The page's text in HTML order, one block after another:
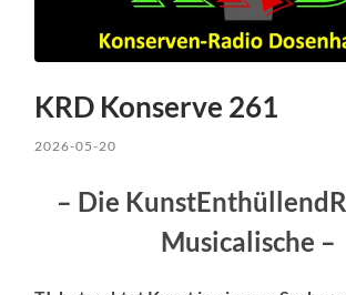
KRD Konserve 261
2026-05-20
– Die
Musicalische –